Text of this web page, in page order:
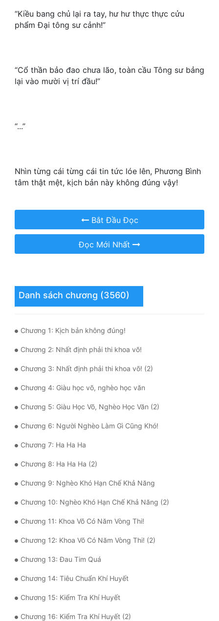
Khoa Huyễn
Kiếm Hiệp
Kỳ Ảo
Lịch Sử
Nữ Cường
Trùng Sinh
Trọng Sinh
“Kiều bang chủ lại ra tay, hư hư thực thực cửu
phẩm Đại tông sư cảnh!”
“Cổ thần bảo đao chưa lão, toàn cầu Tông sư bảng
lại vào mười vị trí đầu!”
“...”
Nhìn từng cái từng cái tin tức lóe lên, Phương Bình
tâm thật mệt, kịch bản này không đúng vậy!
Bắt Đầu Đọc
Đọc Mới Nhất
Danh sách chương (3560)
Chương 1: Kịch bản không đúng!
Chương 2: Nhất định phải thi khoa võ!
Chương 3: Nhất định phải thi khoa võ! (2)
Chương 4: Giàu học võ, nghèo học văn
Chương 5: Giàu Học Võ, Nghèo Học Văn (2)
Chương 6: Người Nghèo Làm Gì Cũng Khó!
Chương 7: Ha Ha Ha
Chương 8: Ha Ha Ha (2)
Chương 9: Nghèo Khó Hạn Chế Khả Năng
Chương 10: Nghèo Khó Hạn Chế Khả Năng (2)
Chương 11: Khoa Võ Có Năm Vòng Thi!
Chương 12: Khoa Võ Có Năm Vòng Thi! (2)
Chương 13: Đau Tim Quá
Chương 14: Tiêu Chuẩn Khí Huyết
Chương 15: Kiểm Tra Khí Huyết
Chương 16: Kiểm Tra Khí Huyết (2)